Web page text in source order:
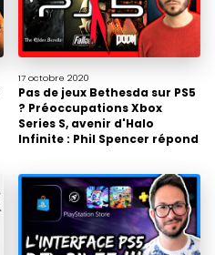
17 octobre 2020
Pas de jeux Bethesda sur PS5
? Préoccupations Xbox
Series S, avenir d'Halo
Infinite : Phil Spencer répond